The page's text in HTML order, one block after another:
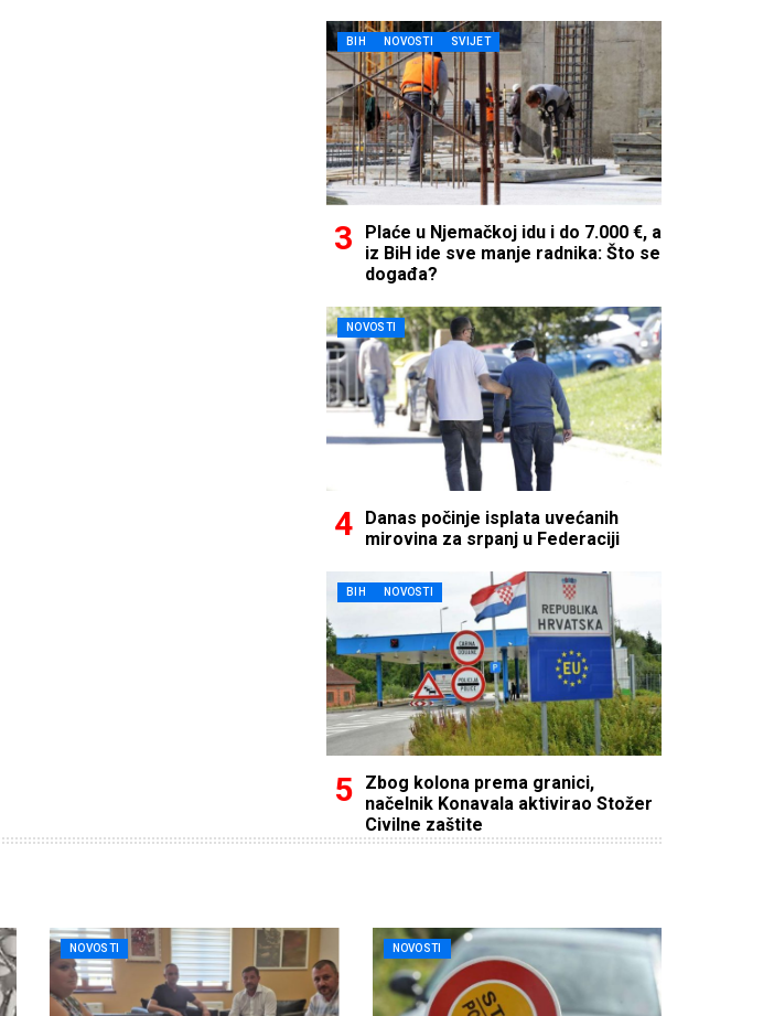
BIH NOVOSTI SVIJET
Plaće u Njemačkoj idu i do 7.000 €, a
iz BiH ide sve manje radnika: Što se
događa?
NOVOSTI
Danas počinje isplata uvećanih
mirovina za srpanj u Federaciji
BIH NOVOSTI
Zbog kolona prema granici,
načelnik Konavala aktivirao Stožer
Civilne zaštite
NOVOSTI NOVOSTI